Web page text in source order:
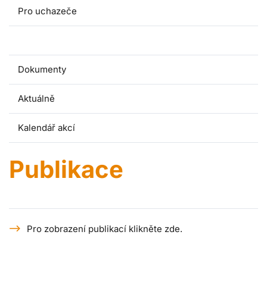
Pro uchazeče
Dokumenty
Aktuálně
Kalendář akcí
Publikace
Pro zobrazení publikací klikněte zde.